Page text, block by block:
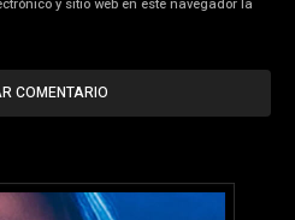
y sitio web en este navegador la